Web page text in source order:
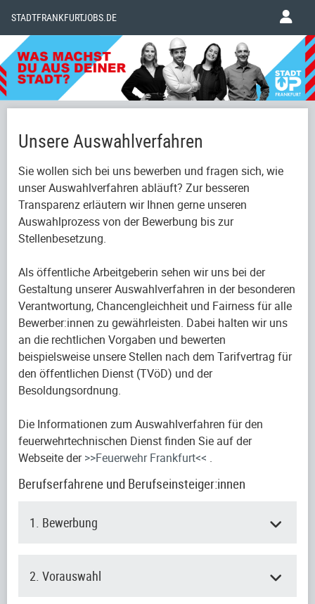
STADTFRANKFURTJOBS.DE
Unsere Auswahlverfahren
Sie wollen sich bei uns bewerben und fragen sich, wie
unser Auswahlverfahren abläuft? Zur besseren
Transparenz erläutern wir Ihnen gerne unseren
Auswahlprozess von der Bewerbung bis zur
Stellenbesetzung.
Als öffentliche Arbeitgeberin sehen wir uns bei der
Gestaltung unserer Auswahlverfahren in der besonderen
Verantwortung, Chancengleichheit und Fairness für alle
Bewerber:innen zu gewährleisten. Dabei halten wir uns
an die rechtlichen Vorgaben und bewerten
beispielsweise unsere Stellen nach dem Tarifvertrag für
den öffentlichen Dienst (TVöD) und der
Besoldungsordnung.
Die Informationen zum Auswahlverfahren für den
feuerwehrtechnischen Dienst finden Sie auf der
Webseite der>>Feuerwehr Frankfurt<< .
Berufserfahrene und Berufseinsteiger:innen
1. Bewerbung
2. Vorauswahl